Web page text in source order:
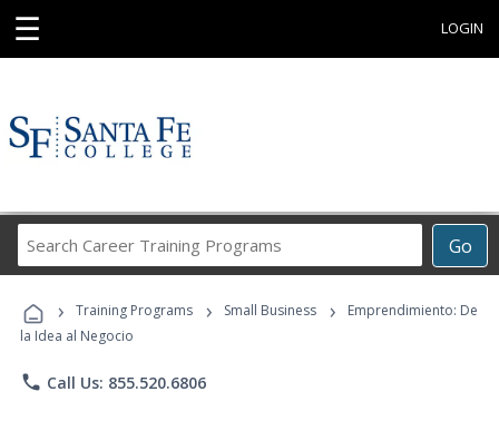
☰ LOGIN
Go
Career
Programs
› Training Programs › Small Business ›
Emprendimiento: De
la Idea al Negocio
phone Call Us: 855.520.6806